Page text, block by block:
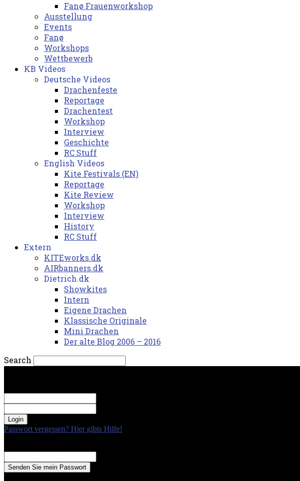
Fanø Frauenworkshop
Ausstellung
Events
Fanø
Workshops
Wettbewerb
KB Videos
Deutsche Videos
Drachenfeste
Reportage
Drachentest
Workshop
Interview
Geschichte
RC Stuff
English Videos
Kite Festivals (EN)
Reportage
Kite Review
Workshop
Interview
History
RC Stuff
Extern
KITEworks.dk
AIRbanners.dk
Dietrich.dk
Showkites
Intern
Eigene Drachen
Klassische Originale
Mini Drachen
Der alte Blog 2006 – 2016
Search
Passwort vergessen? Hier gibts Hilfe!